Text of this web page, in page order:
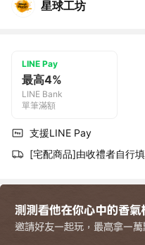
星球工坊
LINE Pay
最高4%
LINE Bank
單筆滿額
支援LINE Pay
[宅配商品]由收禮者自行